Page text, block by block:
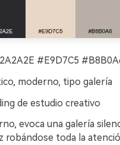
#E9D7C5
moderno, tipo galería
de estudio creativo
evoca una galería
robándose toda la